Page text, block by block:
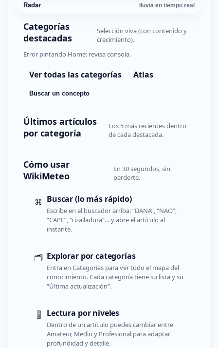
Radar lluvia en tiempo real
Categorías
destacadas
Selección viva (con contenido y
crecimiento).
Error pintando Home: revisa consola.
Ver todas las categorías Atlas
Buscar un concepto
Últimos artículos
por categoría
Los 5 más recientes dentro
de cada destacada.
Cómo usar
WikiMeteo
En 30 segundos, sin
perderte.
⌘ Buscar (lo más rápido)
Escribe en el buscador arriba: “DANA”, “NAO”,
“CAPE”, “cizalladura”… y abre el artículo al
instante.
🗂️ Explorar por categorías
Entra en Categorías para ver todo el mapa del
conocimiento. Cada categoría tiene su lista y su
“Última actualización”.
🎚️ Lectura por niveles
Dentro de un artículo puedes cambiar entre
Amateur, Medio y Profesional para adaptar
profundidad y detalle.